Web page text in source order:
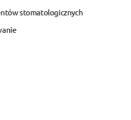
stomatologicznych